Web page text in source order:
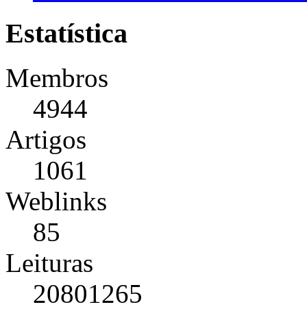
Estatística
Membros
4944
Artigos
1061
Weblinks
85
Leituras
20801265